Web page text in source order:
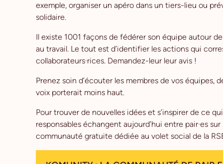
exemple, organiser un apéro dans un tiers-lieu ou
solidaire.
Il existe 1001 façons de fédérer son équipe autour
au travail. Le tout est d’identifier les actions qui
collaborateurs·rices. Demandez-leur leur avis !
Prenez soin d’écouter les membres de vos
voix porterait moins haut.
Pour trouver de nouvelles idées et s’inspirer de ce
responsables échangent aujourd’hui entre pair·es
communauté gratuite dédiée au volet social de la